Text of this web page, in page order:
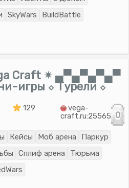
SkyWars
BuildBattle
Craft ✴ ▄▀▄▀▄▀▄▀
игры ⬦ Турели ⬦
129
vega-
craft.ru:25565 0
Кейсы Моб арена
Паркур
Сплиф арена
Тюрьма